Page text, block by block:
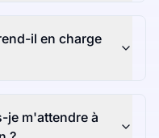
il en charge
je m'attendre à